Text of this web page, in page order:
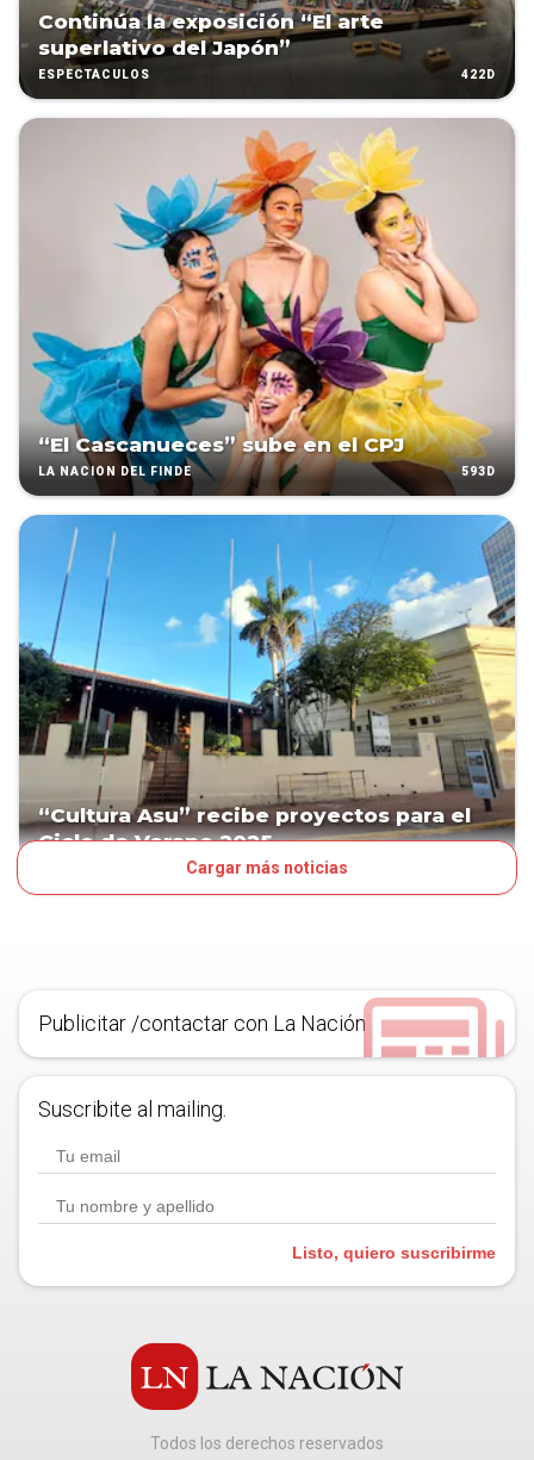
Continúa la exposición “El arte
superlativo del Japón”
ESPECTÁCULOS 422D
“El Cascanueces” sube en el CPJ
LA NACIÓN DEL FINDE 593D
“Cultura Asu” recibe proyectos para el
Ciclo de Verano 2025
Cargar más noticias
Publicitar /contactar con La Nación
Suscribite al mailing.
Listo, quiero suscribirme
Todos los derechos reservados